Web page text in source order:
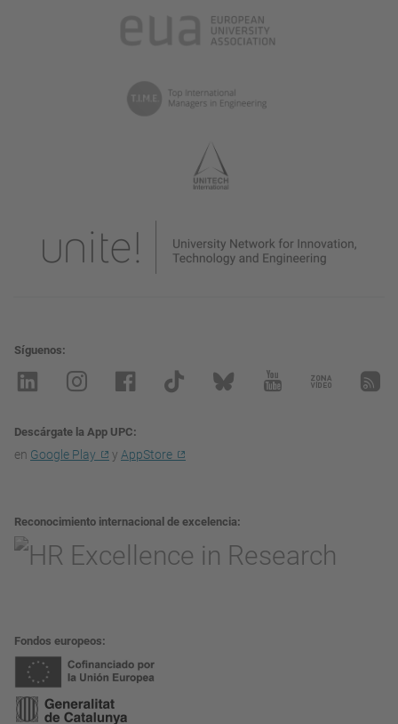
Síguenos
Descárgate la App UPC
en Google Play y AppStore
Reconocimiento internacional de excelencia
Fondos europeos